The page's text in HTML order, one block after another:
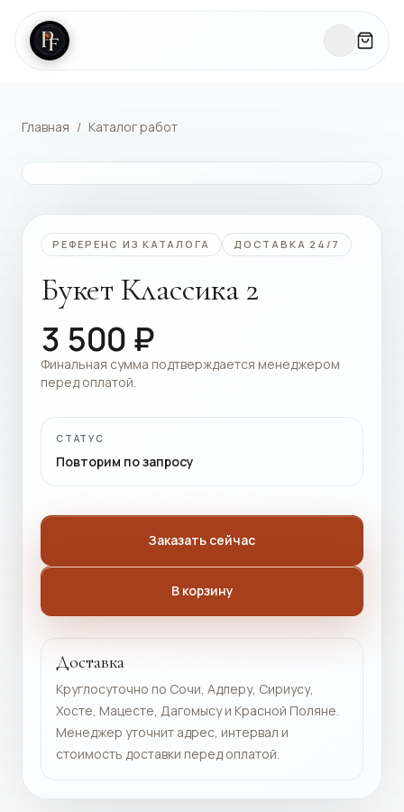
Главная / Каталог работ
РЕФЕРЕНС ИЗ КАТАЛОГА ДОСТАВКА 24/7
Букет Классика 2
3 500 ₽
Финальная сумма подтверждается менеджером
перед оплатой.
СТАТУС
Повторим по запросу
Заказать сейчас
В корзину
Доставка
Круглосуточно по Сочи, Адлеру, Сириусу,
Хосте, Мацесте, Дагомысу и Красной Поляне.
Менеджер уточнит адрес, интервал и
стоимость доставки перед оплатой.